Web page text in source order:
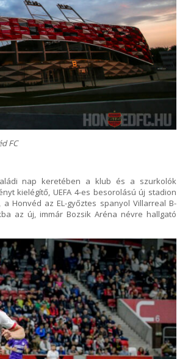
FC
nap keretében a klub és a szurkolók
kielégítő, UEFA 4-es besorolású új stadion
Honvéd az EL-győztes spanyol Villarreal B-
az új, immár Bozsik Aréna névre hallgató